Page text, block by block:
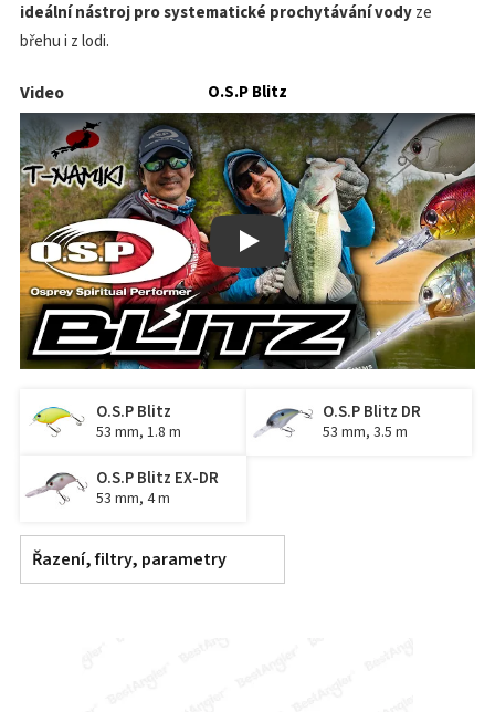
Video O.S.P Blitz
Play
ideální nástroj pro systematické prochytávání vodyze
břehu i z lodi.
O.S.P Blitz
53 mm, 1.8 m
O.S.P Blitz DR
53 mm, 3.5 m
O.S.P Blitz EX-DR
53 mm, 4 m
Řazení, filtry, parametry